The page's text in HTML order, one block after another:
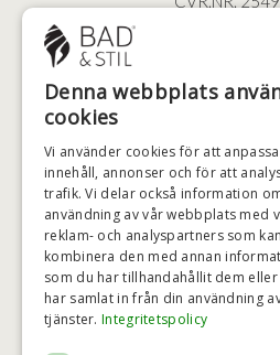
2100 KØBENHAVN
+46 (0)79 008
HÖGSTA
Denna webbplats
cookies
Vi använder cookies för att anpassa
innehåll, annonser och för att
trafik. Vi delar också information
användning av vår webbplats med
reklam- och analyspartners som kan
kombinera den med annan
som du har tillhandahållit dem
har samlat in från din användning
tjänster. Integritetspolicy